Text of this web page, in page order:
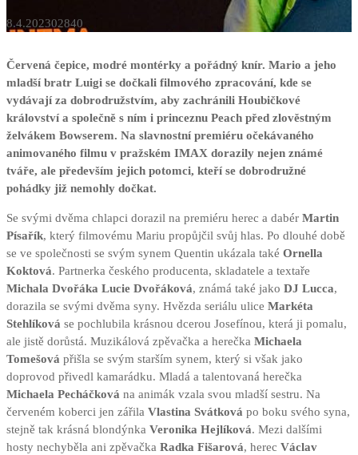
8.4.202302840
Červená čepice, modré montérky a pořádný knír. Mario a jeho
mladší bratr Luigi se dočkali filmového zpracování, kde se
vydávají za dobrodružstvím, aby zachránili Houbičkové
království a společně s ním i princeznu Peach před zlověstným
želvákem Bowserem. Na slavnostní premiéru očekávaného
animovaného filmu v pražském IMAX dorazily nejen známé
tváře, ale především jejich potomci, kteří se dobrodružné
pohádky již nemohly dočkat.
Se svými dvěma chlapci dorazil na premiéru herec a dabér Martin
Písařík, který filmovému Mariu propůjčil svůj hlas. Po dlouhé době
se ve společnosti se svým synem Quentin ukázala také Ornella
Koktová. Partnerka českého producenta, skladatele a textaře
Michala Dvořáka Lucie Dvořáková, známá také jako DJ Lucca,
dorazila se svými dvěma syny. Hvězda seriálu ulice Markéta
Stehlíková se pochlubila krásnou dcerou Josefínou, která ji pomalu,
ale jistě dorůstá. Muzikálová zpěvačka a herečka Michaela
Tomešová přišla se svým starším synem, který si však jako
doprovod přivedl kamarádku. Mladá a talentovaná herečka
Michaela Pecháčková na animák vzala svou mladší sestru. Na
červeném koberci jen zářila Vlastina Svátková po boku svého syna,
stejně tak krásná blondýnka Veronika Hejlíková. Mezi dalšími
hosty nechyběla ani zpěvačka Radka Fišarová, herec Václav